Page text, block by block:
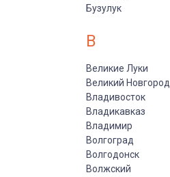
Бузулук
В
Великие Луки
Великий Новгород
Владивосток
Владикавказ
Владимир
Волгоград
Волгодонск
Волжский